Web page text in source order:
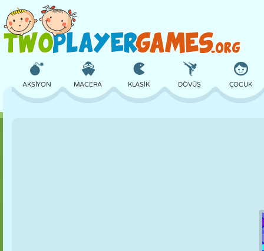
AKSIYON MACERA KLASIK DÖVÜŞ ÇOCUK